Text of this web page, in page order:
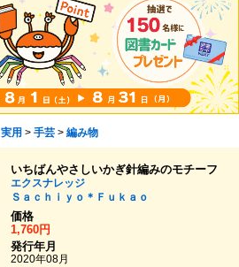
実用 > 手芸> 編み物
いちばんやさしいかぎ針編みのモチーフ
エクスナレッジ
Ｓａｃｈｉｙｏ＊Ｆｕｋａｏ
価格
1,760円
発行年月
2020年08月